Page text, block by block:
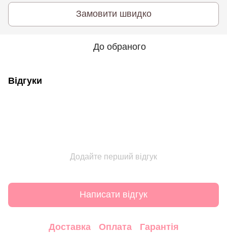
Замовити швидко
До обраного
Відгуки
Додайте перший відгук
Написати відгук
Доставка Оплата Гарантія